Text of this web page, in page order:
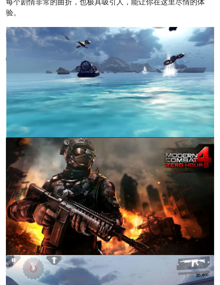
每个剧情非常的曲折，也极具吸引人，能让你在这里尽情的体
验。